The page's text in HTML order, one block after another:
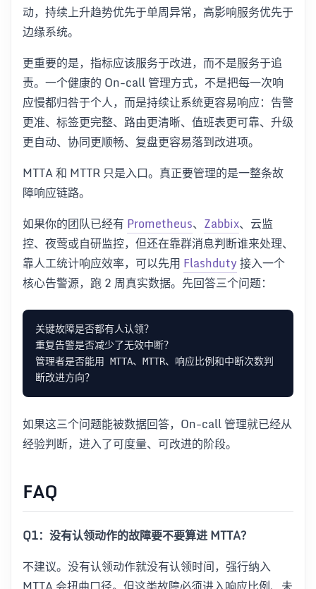
动，持续上升趋势优先于单周异常，高影响服务优先于
边缘系统。
更重要的是，指标应该服务于改进，而不是服务于追
责。一个健康的 On-call 管理方式，不是把每一次响
应慢都归咎于个人，而是持续让系统更容易响应：告警
更准、标签更完整、路由更清晰、值班表更可靠、升级
更自动、协同更顺畅、复盘更容易落到改进项。
MTTA 和 MTTR 只是入口。真正要管理的是一整条故
障响应链路。
如果你的团队已经有 Prometheus、 Zabbix、云监
控、夜莺或自研监控，但还在靠群消息判断谁来处理、
靠人工统计响应效率，可以先用 Flashduty接入一个
核心告警源，跑 2 周真实数据。先回答三个问题：
管理者是否能用 MTTA、MTTR、响应比例和中断次数判
如果这三个问题能被数据回答，On-call 管理就已经从
经验判断，进入了可度量、可改进的阶段。
FAQ
Q1：没有认领动作的故障要不要算进 MTTA？
不建议。没有认领动作就没有认领时间，强行纳入